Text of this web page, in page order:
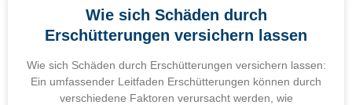
Wie sich Schäden durch
Erschütterungen versichern lassen
Wie sich Schäden durch Erschütterungen versichern lassen:
Ein umfassender Leitfaden Erschütterungen können durch
verschiedene Faktoren verursacht werden, wie